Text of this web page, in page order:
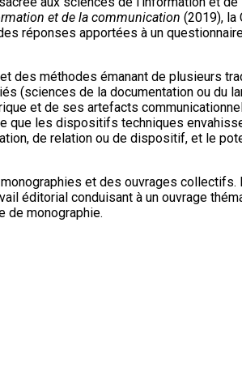
et de la communication (2019), la
réponses apportées à un
des méthodes émanant de plusieurs
(sciences de la documentation ou
et de ses artefacts
que les dispositifs techniques
de relation ou de dispositif, et le
et des ouvrages
éditorial conduisant à un ouvrage
de monographie.